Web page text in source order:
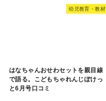
幼児教育・教材
はなちゃんおせわセットを親目線
で語る。こどもちゃれんじぽけっ
と6月号口コミ